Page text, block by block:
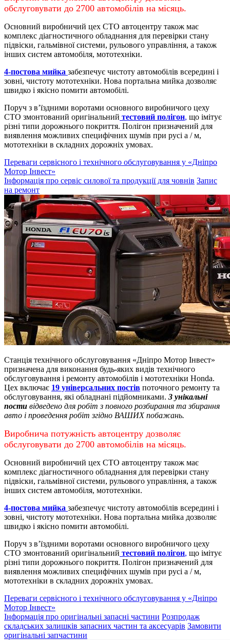
обслуговувати до 2700 автомобілів на місяць.
Основний виробничий цех СТО автоцентру також має
комплекс діагностичного обладнання для перевірки стану
підвіски, гальмівної системи, рульового управління, а також
інших систем автомобіля, мототехніки.
4-постова мийка забезпечує чистоту автомобілів всередині і
зовні, чистоту мототехніки. Нова портальна мийка дозволяє
швидко і якісно помити автомобілі.
Поруч з в’їздними воротами основного виробничого цеху
СТО змонтований оригінальний тестовий полігон, що імітує
різні типи дорожнього покриття. Полігон призначений для
виявлення можливих специфічних шумів при русі а / м,
мототехніки в складних дорожніх умовах.
Переваги сервісного і технічного обслуговування у «Дніпро
Мотор Інвест»
Інформація про сервіс силової та продукції для човнів Запис
на ремонт
Станція технічного обслуговування «Дніпро Мотор Інвест»
призначена для виконання будь-яких видів технічного
обслуговування і ремонту автомобілів і мототехніки Honda.
Цех включає 19 універсальних постів поточного ремонту та
обслуговування, які обладнані підйомниками. 3 унікальні
пости відведено для робіт з повного розбирання та збирання
авто і проведення робіт згідно ВАШИХ побажань.
Виробнича потужність автоцентру дозволяє
обслуговувати до 2700 автомобілів на місяць.
Основний виробничий цех СТО автоцентру також має
комплекс діагностичного обладнання для перевірки стану
підвіски, гальмівної системи, рульового управління, а також
інших систем автомобіля, мототехніки.
4-постова мийка забезпечує чистоту автомобілів всередині і
зовні, чистоту мототехніки. Нова портальна мийка дозволяє
швидко і якісно помити автомобілі.
Поруч з в’їздними воротами основного виробничого цеху
СТО змонтований оригінальний тестовий полігон, що імітує
різні типи дорожнього покриття. Полігон призначений для
виявлення можливих специфічних шумів при русі а / м,
мототехніки в складних дорожніх умовах.
Переваги сервісного і технічного обслуговування у «Дніпро
Мотор Інвест»
Інформація про оригінальні запасні частини Розпродаж
складських залишків запасних частин та аксесуарів Замовити
оригінальні запчастини